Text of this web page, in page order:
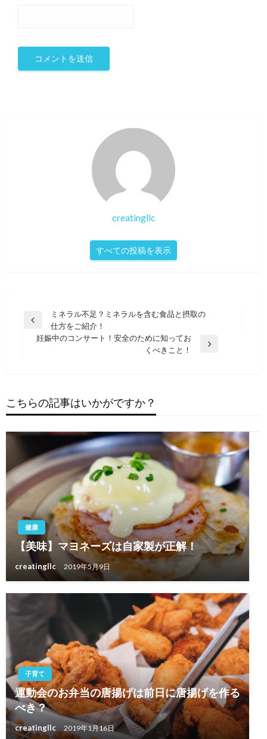
creatingllc
すべての投稿を表示
投
ー
シ
ョ
ミネラル不足？ミネラルを含む食品と摂取の
仕方をご紹介！
妊娠中のコンサート！安全のために知ってお
くべきこと！
こちらの記事はいかがですか？
健康
【美味】マヨネーズは自家製が正解！
creatingllc 2019年5月9日
子育て
運動会のお弁当の唐揚げは前日に唐揚げを作る
べき？
creatingllc 2019年1月16日